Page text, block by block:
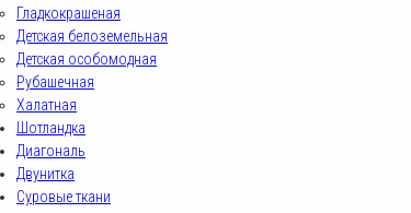
Гладкокрашеная
Детская белоземельная
Детская особомодная
Рубашечная
Халатная
Шотландка
Диагональ
Двунитка
Суровые ткани